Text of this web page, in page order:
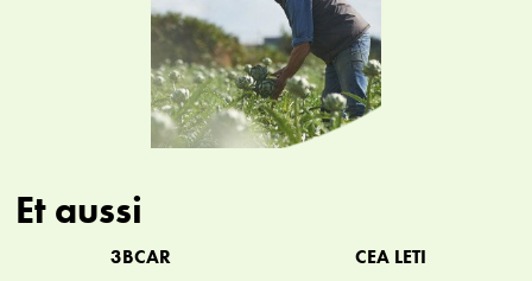
Et aussi
3BCAR CEA LETI